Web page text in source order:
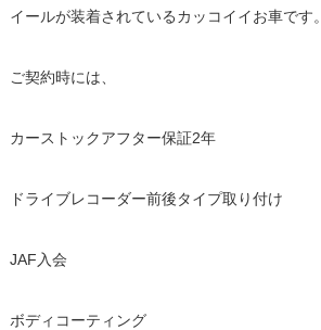
イールが装着されているカッコイイお車です。
ご契約時には、
カーストックアフター保証2年
ドライブレコーダー前後タイプ取り付け
JAF入会
ボディコーティング